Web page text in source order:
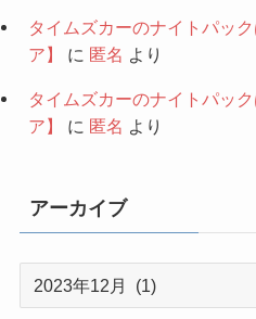
タイムズカーのナイトパッ
ア】
に 匿名 より
タイムズカーのナイトパッ
ア】
に 匿名 より
アーカイブ